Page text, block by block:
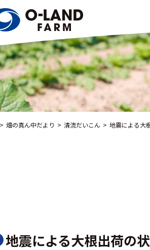
畑の真ん中だより 清流だいこん 地震による大
地震による大根出荷の